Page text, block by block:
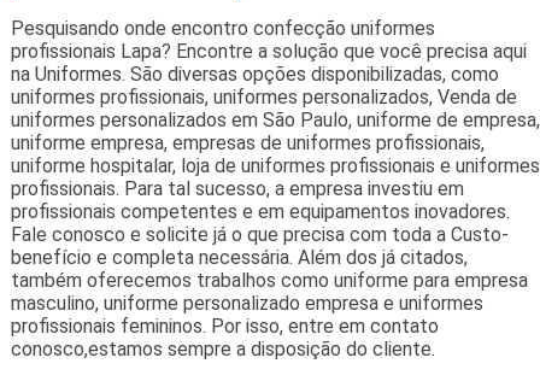
Pesquisando onde encontro confecção uniformes
profissionais Lapa? Encontre a solução que você precisa aqui
na Uniformes. São diversas opções disponibilizadas, como
uniformes profissionais, uniformes personalizados, Venda de
uniformes personalizados em São Paulo, uniforme de empresa,
uniforme empresa, empresas de uniformes profissionais,
uniforme hospitalar, loja de uniformes profissionais e uniformes
profissionais. Para tal sucesso, a empresa investiu em
profissionais competentes e em equipamentos inovadores.
Fale conosco e solicite já o que precisa com toda a Custo-
benefício e completa necessária. Além dos já citados,
também oferecemos trabalhos como uniforme para empresa
masculino, uniforme personalizado empresa e uniformes
profissionais femininos. Por isso, entre em contato
conosco,estamos sempre a disposição do cliente.